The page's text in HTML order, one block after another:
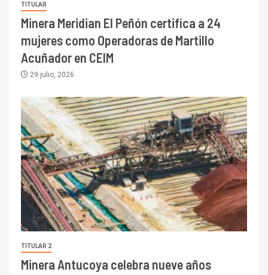
TITULAR
Minera Meridian El Peñón certifica a 24
mujeres como Operadoras de Martillo
Acuñador en CEIM
29 julio, 2026
TITULAR 2
Minera Antucoya celebra nueve años